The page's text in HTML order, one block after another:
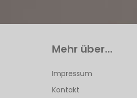
Mehr über...
Impressum
Kontakt